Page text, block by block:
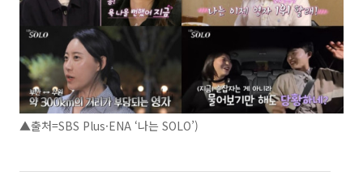
▲출처=SBS Plus·ENA ‘나는 SOLO’)